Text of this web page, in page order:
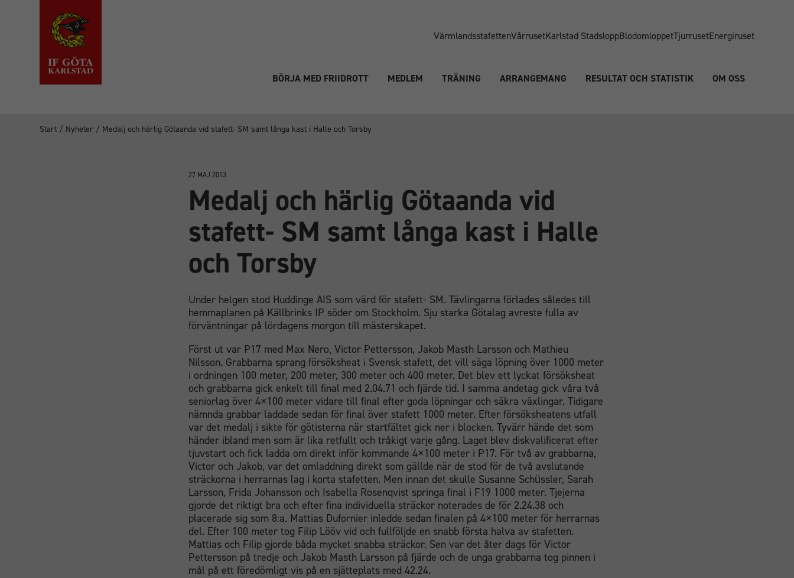
VärmlandsstafettenVårrusetKarlstad StadsloppBlodomloppetTjurrusetEnergiruset
BÖRJA MED FRIIDROTT MEDLEM TRÄNING ARRANGEMANG RESULTAT OCH STATISTIK OM OSS
Start / Nyheter / Medalj och härlig Götaanda vid stafett- SM samt långa kast i Halle och Torsby
27 MAJ 2013
Medalj och härlig Götaanda vid
stafett- SM samt långa kast i Halle
och Torsby
Under helgen stod Huddinge AIS som värd för stafett- SM. Tävlingarna förlades således till
hemmaplanen på Källbrinks IP söder om Stockholm. Sju starka Götalag avreste fulla av
förväntningar på lördagens morgon till mästerskapet.
Först ut var P17 med Max Nero, Victor Pettersson, Jakob Masth Larsson och Mathieu
Nilsson. Grabbarna sprang försöksheat i Svensk stafett, det vill säga löpning över 1000 meter
i ordningen 100 meter, 200 meter, 300 meter och 400 meter. Det blev ett lyckat försöksheat
och grabbarna gick enkelt till final med 2.04.71 och fjärde tid. I samma andetag gick våra två
seniorlag över 4×100 meter vidare till final efter goda löpningar och säkra växlingar. Tidigare
nämnda grabbar laddade sedan för final över stafett 1000 meter. Efter försöksheatens utfall
var det medalj i sikte för götisterna när startfältet gick ner i blocken. Tyvärr hände det som
händer ibland men som är lika retfullt och tråkigt varje gång. Laget blev diskvalificerat efter
tjuvstart och fick ladda om direkt inför kommande 4×100 meter i P17. För två av grabbarna,
Victor och Jakob, var det omladdning direkt som gällde när de stod för de två avslutande
sträckorna i herrarnas lag i korta stafetten. Men innan det skulle Susanne Schüssler, Sarah
Larsson, Frida Johansson och Isabella Rosenqvist springa final i F19 1000 meter. Tjejerna
gjorde det riktigt bra och efter fina individuella sträckor noterades de för 2.24.38 och
placerade sig som 8:a. Mattias Dufornier inledde sedan finalen på 4×100 meter för herrarnas
del. Efter 100 meter tog Filip Lööv vid och fullföljde en snabb första halva av stafetten.
Mattias och Filip gjorde båda mycket snabba sträckor. Sen var det åter dags för Victor
Pettersson på tredje och Jakob Masth Larsson på fjärde och de unga grabbarna tog pinnen i
mål på ett föredömligt vis på en sjätteplats med 42.24.